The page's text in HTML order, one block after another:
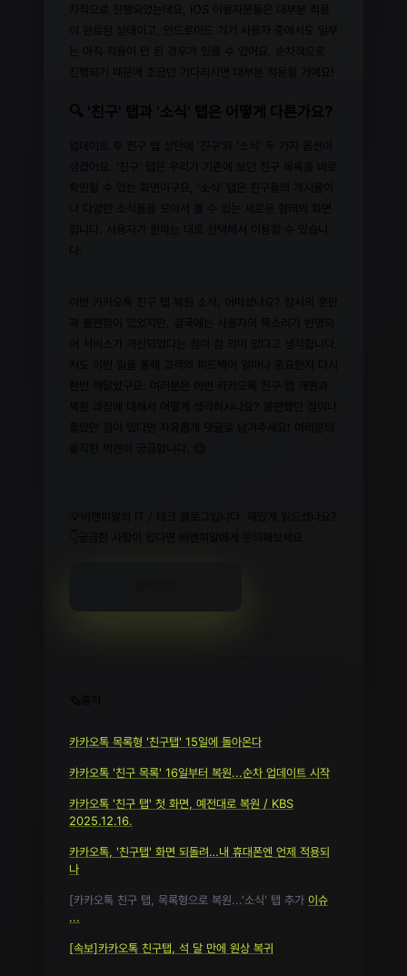
차적으로 진행되었는데요, iOS 이용자분들은 대부분 적용
이 완료된 상태이고, 안드로이드 기기 사용자 중에서도 일부
는 아직 적용이 안 된 경우가 있을 수 있어요. 순차적으로
진행되기 때문에 조금만 기다리시면 대부분 적용될 거예요!
🔍 '친구' 탭과 '소식' 탭은 어떻게 다른가요?
업데이트 후 친구 탭 상단에 '친구'와 '소식' 두 가지 옵션이
생겼어요. '친구' 탭은 우리가 기존에 보던 친구 목록을 바로
확인할 수 있는 화면이구요, '소식' 탭은 친구들의 게시물이
나 다양한 소식들을 모아서 볼 수 있는 새로운 형태의 화면
입니다. 사용자가 원하는 대로 선택해서 이용할 수 있습니
카카오톡 목록형 '친구탭' 15일에 돌아온다
카카오톡 '친구 목록' 16일부터 복원...순차 업데이트 시작
카카오톡 '친구 탭' 첫 화면, 예전대로 복원 / KBS
2025.12.16.
카카오톡, '친구탭' 화면 되돌려…내 휴대폰엔 언제 적용되
나
[카카오톡 친구 탭, 목록형으로 복원...'소식' 탭 추가 이슈
...
[속보]카카오톡 친구탭, 석 달 만에 원상 복귀